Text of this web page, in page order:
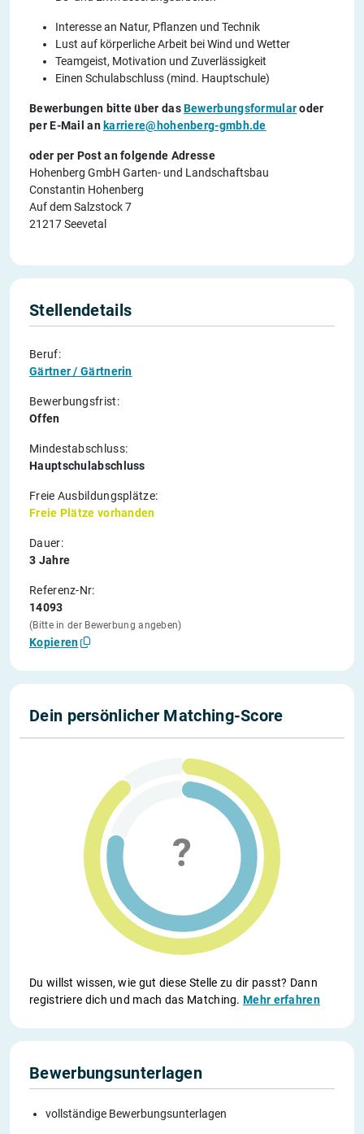
Interesse an Natur, Pflanzen und Technik
Lust auf körperliche Arbeit bei Wind und Wetter
Teamgeist, Motivation und Zuverlässigkeit
Einen Schulabschluss (mind. Hauptschule)
Bewerbungen bitte über dasBewerbungsformular oder
per E-Mail an karriere@hohenberg-gmbh.de
oder per Post an folgende Adresse
Hohenberg GmbH Garten- und Landschaftsbau
Constantin Hohenberg
Auf dem Salzstock 7
21217 Seevetal
Stellendetails
Beruf:
Gärtner / Gärtnerin
Bewerbungsfrist:
Offen
Mindestabschluss:
Hauptschulabschluss
Freie Ausbildungsplätze:
Freie Plätze vorhanden
Dauer:
3 Jahre
Referenz-Nr:
14093
(Bitte in der Bewerbung angeben)
Kopieren
Dein persönlicher Matching-Score
Du willst wissen, wie gut diese Stelle zu dir passt? Dann
registriere dich und mach das Matching.Mehr erfahren
Bewerbungsunterlagen
vollständige Bewerbungsunterlagen